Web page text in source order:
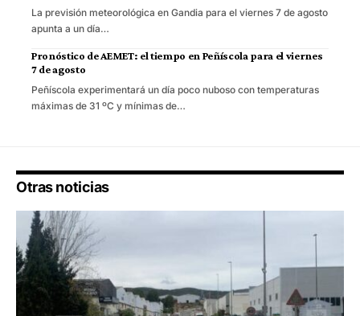
La previsión meteorológica en Gandia para el viernes 7 de agosto
apunta a un día…
Pronóstico de AEMET: el tiempo en Peñíscola para el viernes
7 de agosto
Peñíscola experimentará un día poco nuboso con temperaturas
máximas de 31 ºC y mínimas de…
Otras noticias